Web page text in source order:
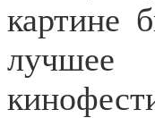
картине
лучшее